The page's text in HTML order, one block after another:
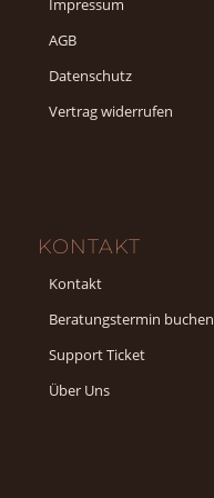
Impressum
AGB
Datenschutz
Vertrag widerrufen
KONTAKT
Kontakt
Beratungstermin buchen
Support Ticket
Über Uns